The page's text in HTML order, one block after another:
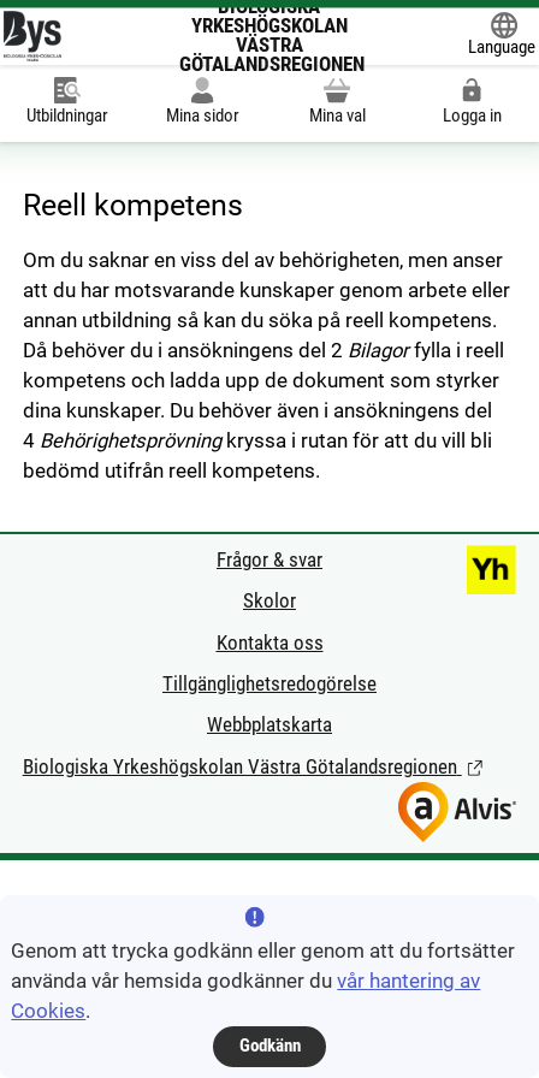
BIOLOGISKA
YRKESHÖGSKOLAN
VÄSTRA
GÖTALANDSREGIONEN
Language
Utbildningar Mina sidor Mina val Logga in
Reell kompetens
Om du saknar en viss del av behörigheten, men anser
att du har motsvarande kunskaper genom arbete eller
annan utbildning så kan du söka på reell kompetens.
Då behöver du i ansökningens del 2 Bilagorfylla i reell
kompetens och ladda upp de dokument som styrker
dina kunskaper. Du behöver även i ansökningens del
4 Behörighetsprövningkryssa i rutan för att du vill bli
bedömd utifrån reell kompetens.
Frågor & svar
Skolor
Kontakta oss
Tillgänglighetsredogörelse
Webbplatskarta
Biologiska Yrkeshögskolan Västra Götalandsregionen (Länk till
Genom att trycka godkänn eller genom att du fortsätter
använda vår hemsida godkänner duvår hantering av
Cookies.
Godkänn